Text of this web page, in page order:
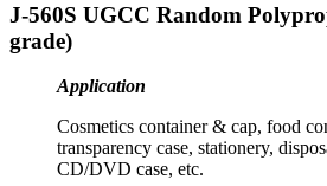
J-560S UGCC Random
grade)
Application
Cosmetics container & cap, food
transparency case, stationery,
CD/DVD case, etc.